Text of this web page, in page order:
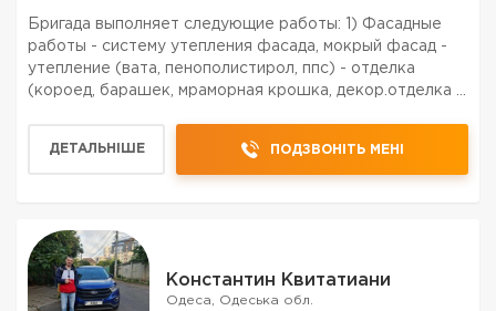
Бригада выполняет следующие работы: 1) Фасадные
работы - систему утепления фасада, мокрый фасад -
утепление (вата, пенополистирол, ппс) - отделка
(короед, барашек, мраморная крошка, декор.отделка )
ДЕТАЛЬНІШЕ ПОДЗВОНІТЬ МЕНІ
Константин Квитатиани
Одеса, Одеська обл.